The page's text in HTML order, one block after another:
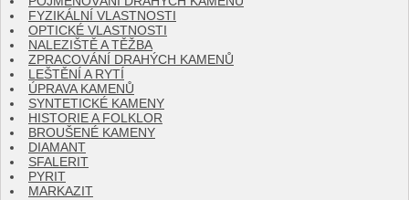
FYZIKÁLNÍ VLASTNOSTI
OPTICKÉ VLASTNOSTI
NALEZIŠTĚ A TĚŽBA
ZPRACOVÁNÍ DRAHÝCH KAMENŮ
LEŠTĚNÍ A RYTÍ
ÚPRAVA KAMENŮ
SYNTETICKÉ KAMENY
HISTORIE A FOLKLOR
BROUŠENÉ KAMENY
DIAMANT
SFALERIT
PYRIT
MARKAZIT